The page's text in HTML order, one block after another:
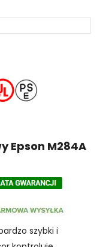
Epson M284A
szybki i